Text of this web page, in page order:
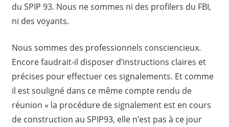
du SPIP 93. Nous ne sommes ni des profilers du FBI,
ni des voyants.
Nous sommes des professionnels consciencieux.
Encore faudrait-il disposer d’instructions claires et
précises pour effectuer ces signalements. Et comme
il est souligné dans ce même compte rendu de
réunion « la procédure de signalement est en cours
de construction au SPIP93, elle n’est pas à ce jour